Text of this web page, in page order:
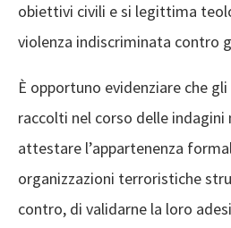
obiettivi civili e si legittima
violenza indiscriminata contro
È opportuno evidenziare che
raccolti nel corso delle indagini
attestare l’appartenenza
organizzazioni terroristiche
contro, di validarne la loro